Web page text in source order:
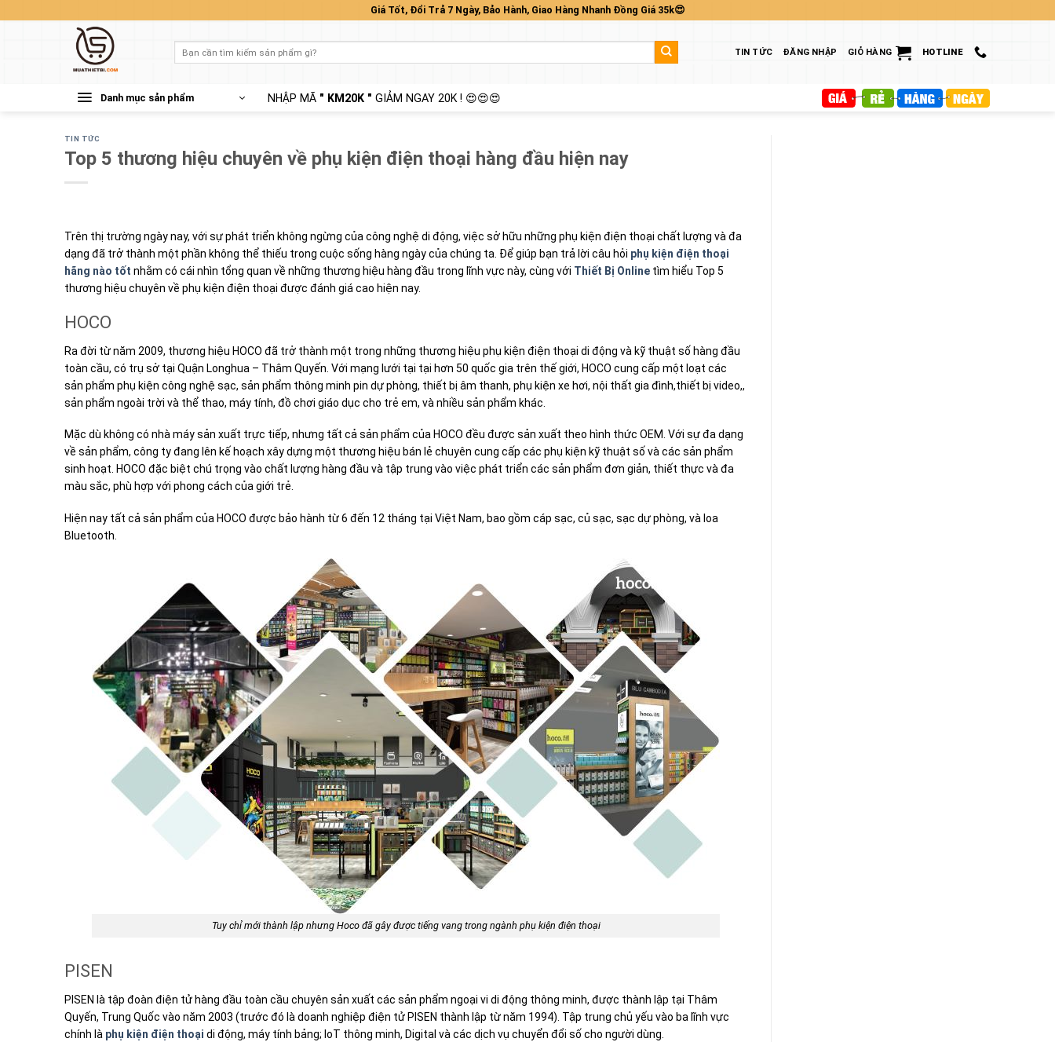
Giá Tốt, Đổi Trả 7 Ngày, Bảo Hành, Giao Hàng Nhanh Đồng Giá 35k😍
kiếm:
TIN TỨC ĐĂNG NHẬP GIỎ HÀNG HOTLINE
Danh mục sản phẩm NHẬP MÃ " KM20K " GIẢM NGAY 20K ! 😍😍😍
TIN TỨC
Top 5 thương hiệu chuyên về phụ kiện điện thoại hàng đầu hiện nay
Trên thị trường ngày nay, với sự phát triển không ngừng của công nghệ di động, việc sở hữu những phụ kiện điện thoại chất lượng và đa
dạng đã trở thành một phần không thể thiếu trong cuộc sống hàng ngày của chúng ta. Để giúp bạn trả lời câu hỏi phụ kiện điện thoại
hãng nào tốt nhằm có cái nhìn tổng quan về những thương hiệu hàng đầu trong lĩnh vực này, cùng với Thiết Bị Online tìm hiểu Top 5
thương hiệu chuyên về phụ kiện điện thoại được đánh giá cao hiện nay.
HOCO
Ra đời từ năm 2009, thương hiệu HOCO đã trở thành một trong những thương hiệu phụ kiện điện thoại di động và kỹ thuật số hàng đầu
toàn cầu, có trụ sở tại Quận Longhua – Thâm Quyến. Với mạng lưới tại tại hơn 50 quốc gia trên thế giới, HOCO cung cấp một loạt các
sản phẩm phụ kiện công nghệ sạc, sản phẩm thông minh pin dự phòng, thiết bị âm thanh, phụ kiện xe hơi, nội thất gia đình,thiết bị video,,
sản phẩm ngoài trời và thể thao, máy tính, đồ chơi giáo dục cho trẻ em, và nhiều sản phẩm khác.
Mặc dù không có nhà máy sản xuất trực tiếp, nhưng tất cả sản phẩm của HOCO đều được sản xuất theo hình thức OEM. Với sự đa dạng
về sản phẩm, công ty đang lên kế hoạch xây dựng một thương hiệu bán lẻ chuyên cung cấp các phụ kiện kỹ thuật số và các sản phẩm
sinh hoạt. HOCO đặc biệt chú trọng vào chất lượng hàng đầu và tập trung vào việc phát triển các sản phẩm đơn giản, thiết thực và đa
màu sắc, phù hợp với phong cách của giới trẻ.
Hiện nay tất cả sản phẩm của HOCO được bảo hành từ 6 đến 12 tháng tại Việt Nam, bao gồm cáp sạc, củ sạc, sạc dự phòng, và loa
Bluetooth.
Tuy chỉ mới thành lập nhưng Hoco đã gây được tiếng vang trong ngành phụ kiện điện thoại
PISEN
PISEN là tập đoàn điện tử hàng đầu toàn cầu chuyên sản xuất các sản phẩm ngoại vi di động thông minh, được thành lập tại Thâm
Quyến, Trung Quốc vào năm 2003 (trước đó là doanh nghiệp điện tử PISEN thành lập từ năm 1994). Tập trung chủ yếu vào ba lĩnh vực
chính là phụ kiện điện thoại di động, máy tính bảng; IoT thông minh, Digital và các dịch vụ chuyển đổi số cho người dùng.